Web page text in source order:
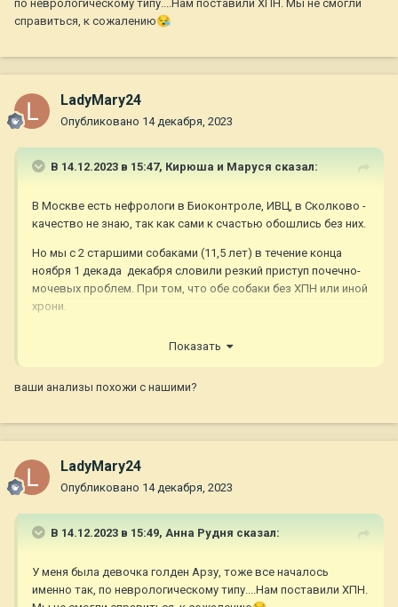
по неврологическому типу....Нам поставили ХПН. Мы не смогли
справиться, к сожалению😪
LadyMary24
Опубликовано 14 декабря, 2023
В 14.12.2023 в 15:47, Кирюша и Маруся сказал:
В Москве есть нефрологи в Биоконтроле, ИВЦ, в Сколково -
качество не знаю, так как сами к счастью обошлись без них.
Но мы с 2 старшими собаками (11,5 лет) в течение конца
ноября 1 декада декабря словили резкий приступ почечно-
мочевых проблем. При том, что обе собаки без ХПН или иной
хрони.
Показать
ваши анализы похожи с нашими?
LadyMary24
Опубликовано 14 декабря, 2023
В 14.12.2023 в 15:49, Анна Рудня сказал:
У меня была девочка голден Арзу, тоже все началось
именно так, по неврологическому типу....Нам поставили ХПН.